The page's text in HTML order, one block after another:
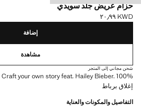
حزام عريض جلد سويدي
السعر الحالي [KWD ٢٠٫٩٩ ]
KWD ٢٠٫٩٩
إضافة
مشاهدة
شحن مجاني إلى المتجر
إغلاق برباط
التفاصيل والمكونات والعناية